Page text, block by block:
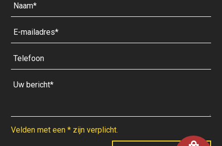
Velden met een * zijn verplicht.